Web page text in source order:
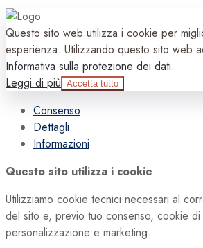
Questo sito web utilizza i cookie per
esperienza. Utilizzando questo sito web
Informativa sulla protezione dei dati.
Leggi di più Accetta tutto
Consenso
Dettagli
Informazioni
Questo sito utilizza i cookie
Utilizziamo cookie tecnici necessari al
del sito e, previo tuo consenso, cookie di
personalizzazione e marketing.